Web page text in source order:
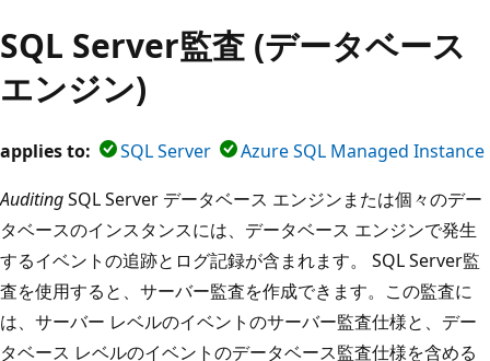
SQL Server監査 (データベース
エンジン)
applies to: SQL Server
Azure SQL Managed Instance
AuditingSQL Server データベース エンジンまたは個々のデー
タベースのインスタンスには、データベース エンジンで発生
するイベントの追跡とログ記録が含まれます。 SQL Server監
査を使用すると、サーバー監査を作成できます。この監査に
は、サーバー レベルのイベントのサーバー監査仕様と、デー
タベース レベルのイベントのデータベース監査仕様を含める